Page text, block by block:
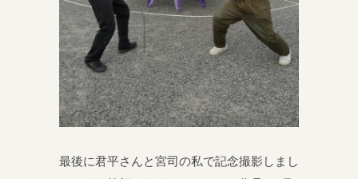
最後に君平さんと宮司の私で記念撮影しまし